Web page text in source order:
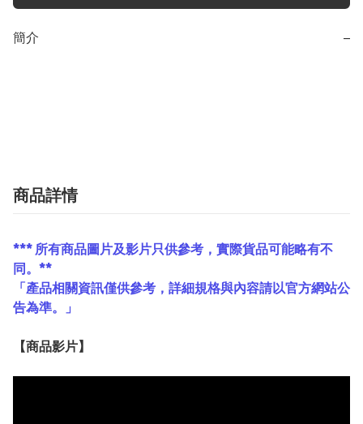
簡介 −
商品詳情
*** 所有商品圖片及影片只供參考，實際貨品可能略有不
同。**
「產品相關資訊僅供參考，詳細規格與內容請以官方網站公
告為準。」
【商品影片】